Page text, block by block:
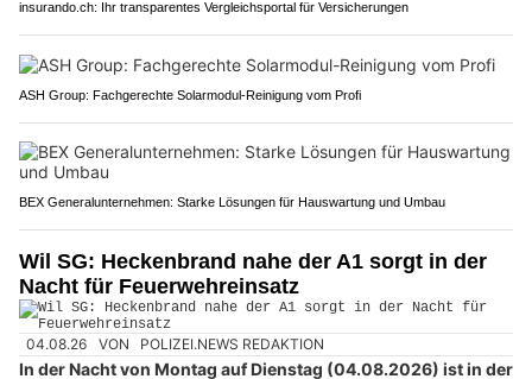
insurando.ch: Ihr transparentes Vergleichsportal für Versicherungen
ASH Group: Fachgerechte Solarmodul-Reinigung vom Profi
BEX Generalunternehmen: Starke Lösungen für Hauswartung und Umbau
Wil SG: Heckenbrand nahe der A1 sorgt in der
Nacht für Feuerwehreinsatz
04.08.26 VON POLIZEI.NEWS REDAKTION
In der Nacht von Montag auf Dienstag (04.08.2026) ist in der